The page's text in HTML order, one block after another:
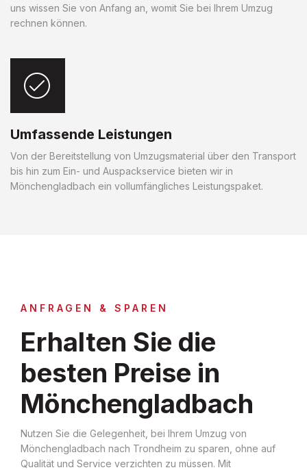
uns wissen Sie von Anfang an, womit Sie bei Ihrem Umzug
rechnen können.
Umfassende Leistungen
Von der Bereitstellung von Umzugsmaterial über den Transport
bis hin zum Ein- und Auspackservice bieten wir in
Mönchengladbach ein vollumfängliches Leistungspaket.
ANFRAGEN & SPAREN
Erhalten Sie die
besten Preise in
Mönchengladbach
Nutzen Sie die Gelegenheit, bei Ihrem Umzug von
Mönchengladbach nach Trondheim zu sparen, ohne auf
Qualität und Service verzichten zu müssen. Mit